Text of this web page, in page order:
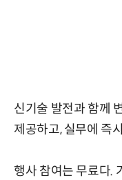
신기술 발전과 함께
제공하고, 실무에 즉
행사 참여는 무료다.